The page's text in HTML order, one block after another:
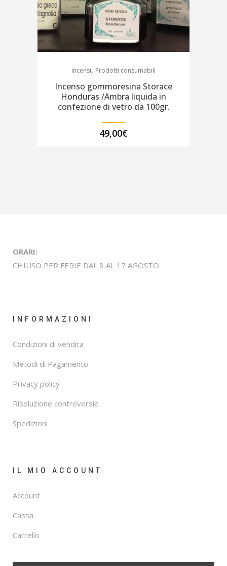
Incensi, Prodotti consumabili
Incenso gommoresina Storace
Honduras /Ambra liquida in
confezione di vetro da 100gr.
49,00€
ORARI:
CHIUSO PER FERIE DAL 8 AL 17 AGOSTO
INFORMAZIONI
Condizioni di vendita
Metodi di Pagamento
Privacy policy
Risoluzione controversie
Spedizioni
IL MIO ACCOUNT
Account
Cassa
Carrello